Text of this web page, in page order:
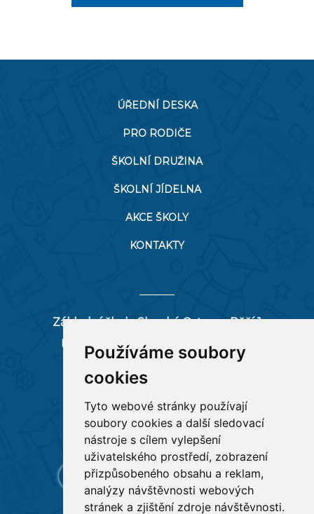
Používáme soubory
cookies
Tyto webové stránky používají
soubory cookies a další sledovací
nástroje s cílem vylepšení
uživatelského prostředí, zobrazení
přizpůsobeného obsahu a reklam,
analýzy návštěvnosti webových
stránek a zjištění zdroje návštěvnosti.
ÚŘEDNÍ DESKA
PRO RODIČE
ŠKOLNÍ DRUŽINA
ŠKOLNÍ JÍDELNA
AKCE ŠKOLY
KONTAKTY
Základní škola Slezská Ostrava, Pěší 1
Pěší 66/1, 712 00 Ostrava-Muglinov
tel:596 244 880
RYCHLÉ ODKAZY